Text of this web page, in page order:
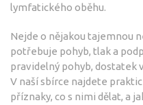
lymfatického oběhu.
Nejde o nějakou tajemnou
potřebuje pohyb, tlak a
pravidelný pohyb, dostatek
V naší sbírce najdete
příznaky, co s nimi dělat, a